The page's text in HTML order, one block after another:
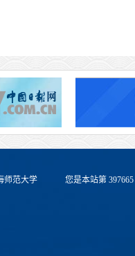
师范大学 您是本站第 397665